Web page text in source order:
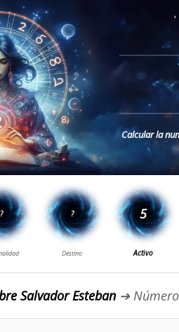
Calcular la
Salvador Esteban➔